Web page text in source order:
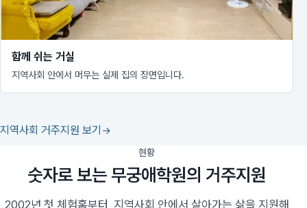
함께 쉬는 거실
지역사회 안에서 머무는 실제 집의 장면입니다.
지역사회 거주지원 보기
현황
숫자로 보는 무궁애학원의 거주지원
2002년 첫 체험홈부터, 지역사회 안에서 살아가는 삶을 지원해